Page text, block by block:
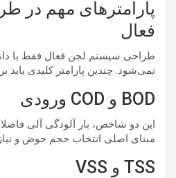
پارامترهای مهم در
فعال
طراحی سیستم لجن فعال فقط با
نمی‌شود. چندین پارامتر کلیدی
BOD و COD ورودی
این دو شاخص، بار آلودگی آلی
مبنای اصلی انتخاب حجم حوض و
TSS و VSS